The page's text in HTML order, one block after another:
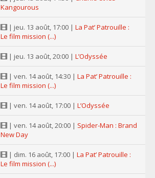
Kangourous
| jeu. 13 août, 17:00 | La Pat’ Patrouille :
Le film mission (...)
| jeu. 13 août, 20:00 | L’Odyssée
| ven. 14 août, 14:30 | La Pat’ Patrouille :
Le film mission (...)
| ven. 14 août, 17:00 | L’Odyssée
| ven. 14 août, 20:00 | Spider-Man : Brand
New Day
| dim. 16 août, 17:00 | La Pat’ Patrouille :
Le film mission (...)